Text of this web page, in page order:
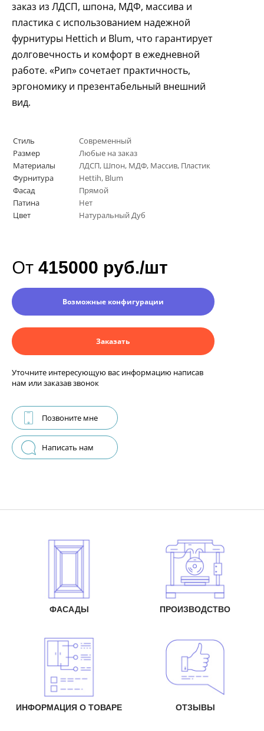
заказ из ЛДСП, шпона, МДФ, массива и
пластика с использованием надежной
фурнитуры Hettich и Blum, что гарантирует
долговечность и комфорт в ежедневной
работе. «Рип» сочетает практичность,
эргономику и презентабельный внешний
вид.
Стиль
Современный
Размер
Любые на заказ
Материалы
ЛДСП, Шпон, МДФ, Массив, Пластик
Фурнитура
Нettih, Вlum
Фасад
Прямой
Патина
Нет
Цвет
Натуральный Дуб
От 415000 руб./шт
Возможные конфигурации
Заказать
Уточните интересующую вас информацию написав
нам или заказав звонок
Позвоните мне
Написать нам
ФАСАДЫ ПРОИЗВОДСТВО
ИНФОРМАЦИЯ О ТОВАРЕ ОТЗЫВЫ